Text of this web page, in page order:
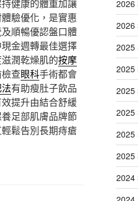
健康的體重加讓
驗優化，是實惠
順暢優認盤口體
金週轉最佳選擇
潤乾燥肌的按摩
查眼科手術都會
有助瘦肚子飲品
提升由結合舒緩
足部肌膚品牌節
鬆告別長期痔瘡
2026
2026
2025
2025
2025
2025
2025
2025
2024